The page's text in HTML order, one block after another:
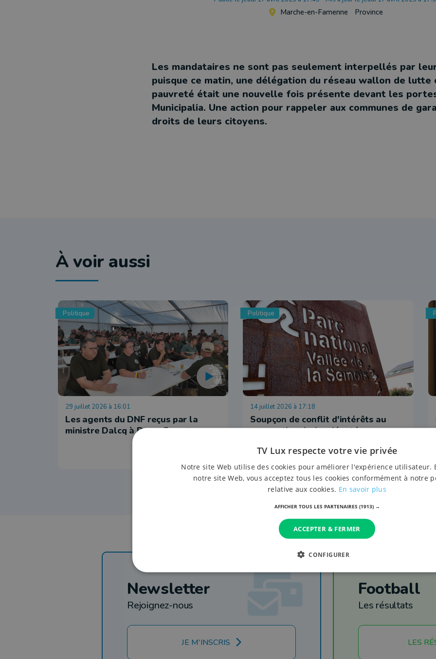
Marche-en-Famenne Province
Les mandataires ne sont pas seulement interpellés par
puisque ce matin, une délégation du réseau wallon de lutte
pauvreté était une nouvelle fois présente devant les
Municipalia. Une action pour rappeler aux communes de
droits de leurs citoyens.
À voir aussi
Politique
29 juillet 2026 à 16:01
Les agents du DNF reçus par la
ministre Dalcq à Demo Forest
Politique
14 juillet 2026 à 17:18
Soupçon de conflit d'intérêts au
parc national, des députés
Newsletter
Rejoignez-nous
JE M'INSCRIS
Football
Les résultats
LES
TV Lux respecte votre vie privée
Notre site Web utilise des cookies pour améliorer l'expérience utilisateur.
notre site Web, vous acceptez tous les cookies conformément à notre
relative aux cookies. En savoir plus
AFFICHER TOUS LES PARTENAIRES (1913) →
ACCEPTER & FERMER
CONFIGURER